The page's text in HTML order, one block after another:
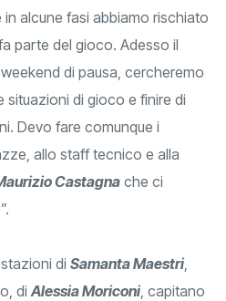
alcune fasi abbiamo rischiato
parte del gioco. Adesso il
di pausa, cercheremo
situazioni di gioco e finire di
Devo fare comunque i
allo staff tecnico e alla
Castagna che ci
di Samanta Maestri,
di Alessia Moriconi, capitano